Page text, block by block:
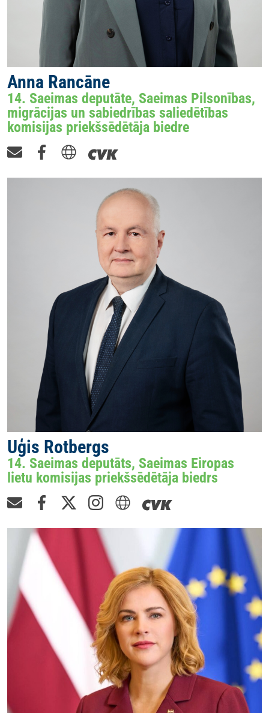
Anna Rancāne
14. Saeimas deputāte, Saeimas Pilsonības,
migrācijas un sabiedrības saliedētības
komisijas priekšsēdētāja biedre
Uģis Rotbergs
14. Saeimas deputāts, Saeimas Eiropas
lietu komisijas priekšsēdētāja biedrs